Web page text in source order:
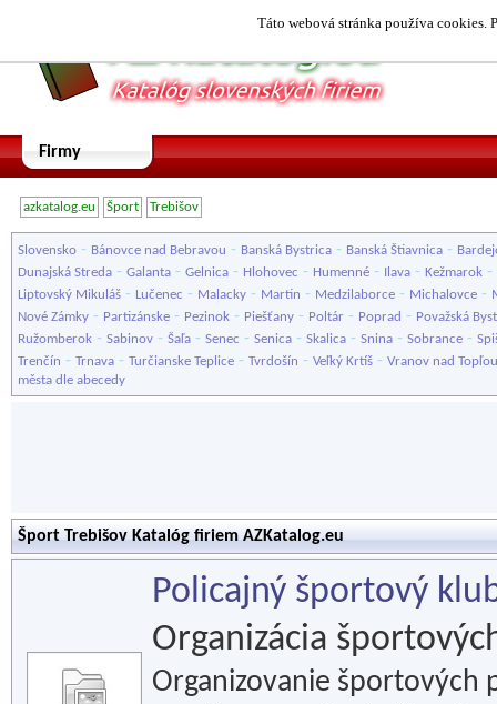
Táto webová stránka používa cookies.
Firmy
azkatalog.eu Šport Trebišov
Slovensko - Bánovce nad Bebravou - Banská Bystrica - Banská Štiavnica -
Dunajská Streda - Galanta - Gelnica - Hlohovec - Humenné - Ilava - Kežmarok -
Liptovský Mikuláš - Lučenec - Malacky - Martin - Medzilaborce - Michalovce -
Nové Zámky - Partizánske - Pezinok - Piešťany - Poltár - Poprad - Považská
Ružomberok - Sabinov - Šaľa - Senec - Senica - Skalica - Snina - Sobrance -
Trenčín - Trnava - Turčianske Teplice - Tvrdošín - Veľký Krtíš - Vranov nad Topľou
města dle abecedy
Šport Trebišov Katalóg firiem AZKatalog.eu
Policajný športový
Organizácia
Organizovanie